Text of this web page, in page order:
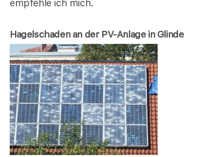
empfehle ich mich.
Hagelschaden an der PV-Anlage in Glinde